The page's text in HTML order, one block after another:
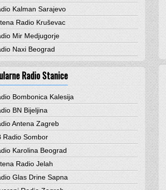
Kalman Sarajevo
Radio Kruševac
Mir Medjugorje
Naxi Beograd
Radio Stanice
Bombonica Kalesija
BN Bijeljina
Antena Zagreb
Radio Sombor
Karolina Beograd
Radio Jelah
Glas Drine Sapna